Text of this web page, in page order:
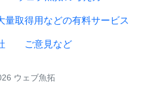
量取得用などの有料サービス
ご意見など
ウェブ魚拓